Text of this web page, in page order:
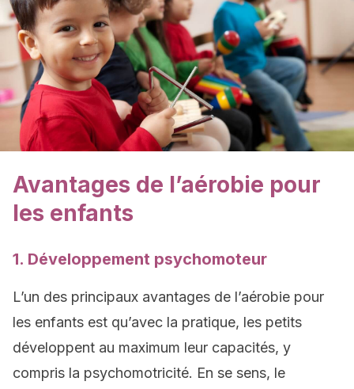
Avantages de l’aérobie pour
les enfants
1. Développement psychomoteur
L’un des principaux avantages de l’aérobie pour
les enfants est qu’avec la pratique, les petits
développent au maximum leur capacités, y
compris la psychomotricité. En se sens, le